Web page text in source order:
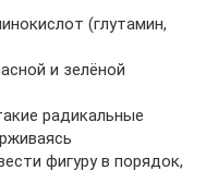
(глутамин,
и зелёной
радикальные
фигуру в порядок,